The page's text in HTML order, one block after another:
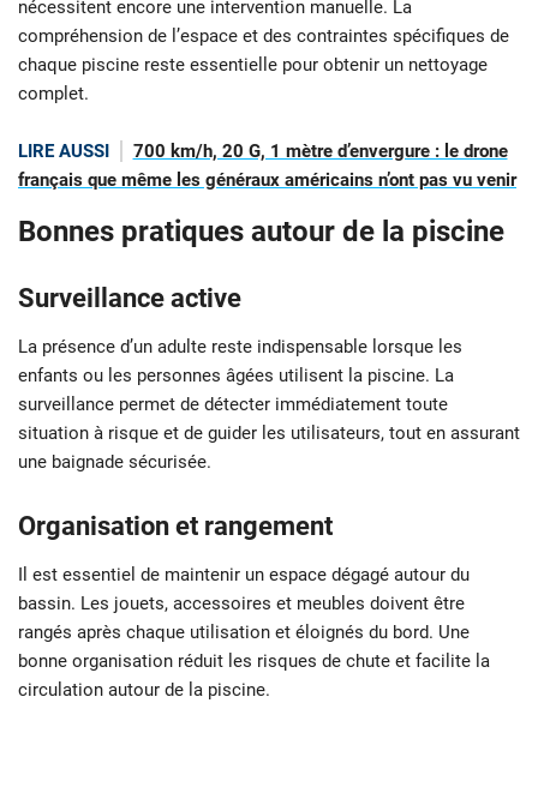
nécessitent encore une intervention manuelle. La
compréhension de l’espace et des contraintes spécifiques de
chaque piscine reste essentielle pour obtenir un nettoyage
complet.
LIRE AUSSI
700 km/h, 20 G, 1 mètre d’envergure : le drone
français que même les généraux américains n’ont pas vu venir
Bonnes pratiques autour de la piscine
Surveillance active
La présence d’un adulte reste indispensable lorsque les
enfants ou les personnes âgées utilisent la piscine. La
surveillance permet de détecter immédiatement toute
situation à risque et de guider les utilisateurs, tout en assurant
une baignade sécurisée.
Organisation et rangement
Il est essentiel de maintenir un espace dégagé autour du
bassin. Les jouets, accessoires et meubles doivent être
rangés après chaque utilisation et éloignés du bord. Une
bonne organisation réduit les risques de chute et facilite la
circulation autour de la piscine.